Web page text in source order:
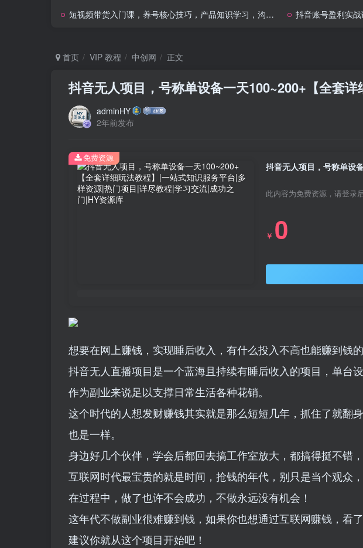
短视频带货入门课，养号核心技巧，产品知识学习，沟通话术训练
抖音账号盈利实战课，定
首页 VIP 教程 中创网 正文
抖音无人项目，号称单设备一天100~200+【全套详
adminHY
2年前发布
抖音无人项目，号称单设
此内容为免费资源，请登录
￥ 0
免费资源
想要在网上赚钱，实现睡后收入，有什么投入不高也能赚到钱
抖音无人直播项目是一个蓝海且持续有睡后收入的项目，单台
作为副业来说足以支撑日常生活各种花销。
这个时代的人想发财赚钱其实就是那么短短几年，抓住了就翻
也是一样。
身边好几个伙伴，学会后都回去搞工作室放大，都搞得挺不错，
互联网时代最宝贵的就是时间，抢钱的年代，别只是当个观众
在过程中，做了也许不会成功，不做永远没有机会！
这年代不做副业很难赚到钱，如果你也想通过互联网赚钱，看
建议你就从这个项目开始吧！